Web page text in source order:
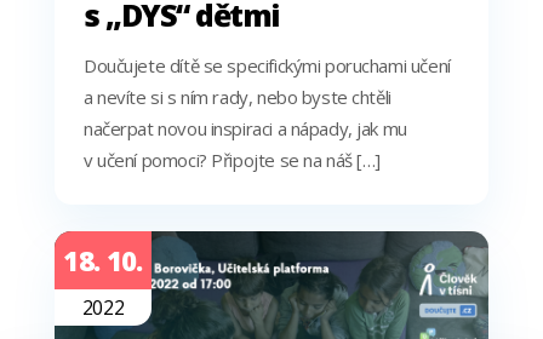
s „DYS“ dětmi
Doučujete dítě se specifickými poruchami učení
a nevíte si s ním rady, nebo byste chtěli
načerpat novou inspiraci a nápady, jak mu
v učení pomoci? Připojte se na náš […]
18. 10.
2022